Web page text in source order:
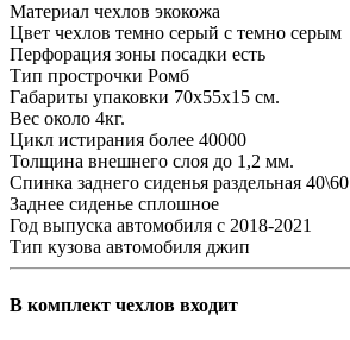
Материал чехлов экокожа
Цвет чехлов темно серый с темно серым
Перфорация зоны посадки есть
Тип прострочки Ромб
Габариты упаковки 70х55х15 см.
Вес около 4кг.
Цикл истирания более 40000
Толщина внешнего слоя до 1,2 мм.
Спинка заднего сиденья раздельная 40\60
Заднее сиденье сплошное
Год выпуска автомобиля с 2018-2021
Тип кузова автомобиля джип
В комплект чехлов входит